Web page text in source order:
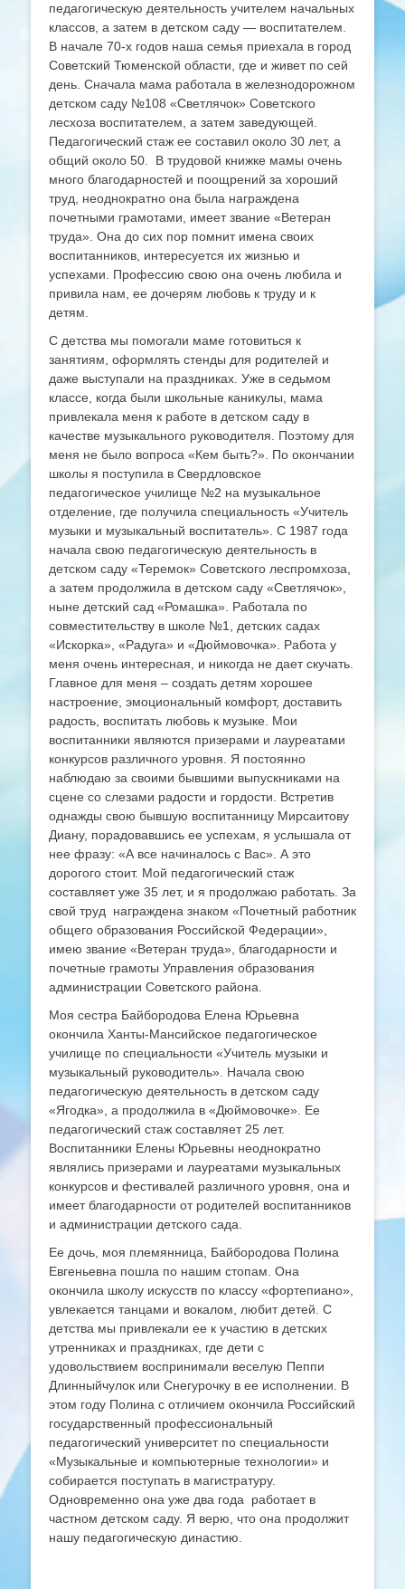
педагогическую деятельность учителем начальных
классов, а затем в детском саду — воспитателем.
В начале 70-х годов наша семья приехала в город
Советский Тюменской области, где и живет по сей
день. Сначала мама работала в железнодорожном
детском саду №108 «Светлячок» Советского
лесхоза воспитателем, а затем заведующей.
Педагогический стаж ее составил около 30 лет, а
общий около 50. В трудовой книжке мамы очень
много благодарностей и поощрений за хороший
труд, неоднократно она была награждена
почетными грамотами, имеет звание «Ветеран
труда». Она до сих пор помнит имена своих
воспитанников, интересуется их жизнью и
успехами. Профессию свою она очень любила и
привила нам, ее дочерям любовь к труду и к
детям.
С детства мы помогали маме готовиться к
занятиям, оформлять стенды для родителей и
даже выступали на праздниках. Уже в седьмом
классе, когда были школьные каникулы, мама
привлекала меня к работе в детском саду в
качестве музыкального руководителя. Поэтому для
меня не было вопроса «Кем быть?». По окончании
школы я поступила в Свердловское
педагогическое училище №2 на музыкальное
отделение, где получила специальность «Учитель
музыки и музыкальный воспитатель». С 1987 года
начала свою педагогическую деятельность в
детском саду «Теремок» Советского леспромхоза,
а затем продолжила в детском саду «Светлячок»,
ныне детский сад «Ромашка». Работала по
совместительству в школе №1, детских садах
«Искорка», «Радуга» и «Дюймовочка». Работа у
меня очень интересная, и никогда не дает скучать.
Главное для меня – создать детям хорошее
настроение, эмоциональный комфорт, доставить
радость, воспитать любовь к музыке. Мои
воспитанники являются призерами и лауреатами
конкурсов различного уровня. Я постоянно
наблюдаю за своими бывшими выпускниками на
сцене со слезами радости и гордости. Встретив
однажды свою бывшую воспитанницу Мирсаитову
Диану, порадовавшись ее успехам, я услышала от
нее фразу: «А все начиналось с Вас». А это
дорогого стоит. Мой педагогический стаж
составляет уже 35 лет, и я продолжаю работать. За
свой труд награждена знаком «Почетный работник
общего образования Российской Федерации»,
имею звание «Ветеран труда», благодарности и
почетные грамоты Управления образования
администрации Советского района.
Моя сестра Байбородова Елена Юрьевна
окончила Ханты-Мансийское педагогическое
училище по специальности «Учитель музыки и
музыкальный руководитель». Начала свою
педагогическую деятельность в детском саду
«Ягодка», а продолжила в «Дюймовочке». Ее
педагогический стаж составляет 25 лет.
Воспитанники Елены Юрьевны неоднократно
являлись призерами и лауреатами музыкальных
конкурсов и фестивалей различного уровня, она и
имеет благодарности от родителей воспитанников
и администрации детского сада.
Ее дочь, моя племянница, Байбородова Полина
Евгеньевна пошла по нашим стопам. Она
окончила школу искусств по классу «фортепиано»,
увлекается танцами и вокалом, любит детей. С
детства мы привлекали ее к участию в детских
утренниках и праздниках, где дети с
удовольствием воспринимали веселую Пеппи
Длинныйчулок или Снегурочку в ее исполнении. В
этом году Полина с отличием окончила Российский
государственный профессиональный
педагогический университет по специальности
«Музыкальные и компьютерные технологии» и
собирается поступать в магистратуру.
Одновременно она уже два года работает в
частном детском саду. Я верю, что она продолжит
нашу педагогическую династию.